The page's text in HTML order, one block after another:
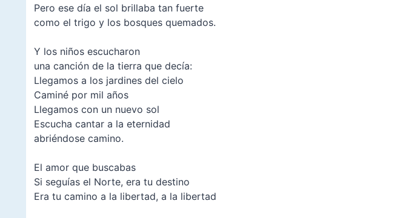
Pero ese día el sol brillaba tan fuerte
como el trigo y los bosques quemados.
Y los niños escucharon
una canción de la tierra que decía:
Llegamos a los jardines del cielo
Caminé por mil años
Llegamos con un nuevo sol
Escucha cantar a la eternidad
abriéndose camino.
El amor que buscabas
Si seguías el Norte, era tu destino
Era tu camino a la libertad, a la libertad